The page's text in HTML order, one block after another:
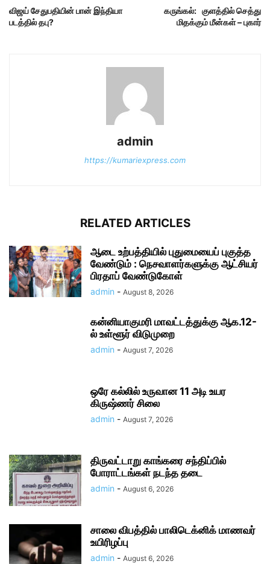
விஜய் சேதுபதியின் பான் இந்தியா
படத்தில் தபு?
கருங்கல்: குளத்தில் செத்து
மிதக்கும் மீன்கள் – புகார்
admin
https://kumariexpress.com
RELATED ARTICLES
ஆடை உற்பத்தியில் புதுமையைப் புகுத்த
வேண்டும் : நெசவாளர்களுக்கு ஆட்சியர்
பிரதாப் வேண்டுகோள்
admin - August 8, 2026
கன்னியாகுமரி மாவட்டத்துக்கு ஆக.12-
ல் உள்ளூர் விடுமுறை
admin - August 7, 2026
ஒரே கல்லில் உருவான 11 அடி உயர
கிருஷ்ணர் சிலை
admin - August 7, 2026
திருவட்டாறு காங்கரை சந்திப்பில்
போராட்டங்கள் நடந்த தடை
admin - August 6, 2026
சாலை விபத்தில் பாலிடெக்னிக் மாணவர்
உயிரிழப்பு
admin - August 6, 2026